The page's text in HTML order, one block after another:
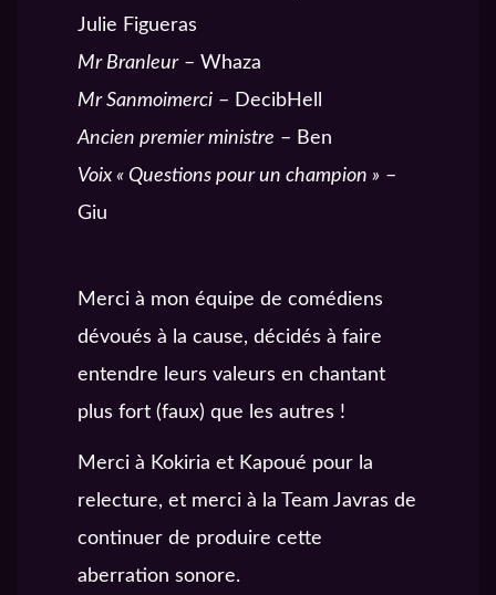
Julie Figueras
Mr Branleur– Whaza
Mr Sanmoimerci – DecibHell
Ancien premier ministre – Ben
Voix « Questions pour un champion » –
Giu
Merci à mon équipe de comédiens
dévoués à la cause, décidés à faire
entendre leurs valeurs en chantant
plus fort (faux) que les autres !
Merci à Kokiria et Kapoué pour la
relecture, et merci à la Team Javras de
continuer de produire cette
aberration sonore.